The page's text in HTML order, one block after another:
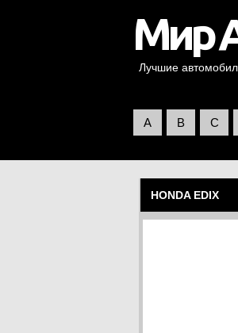
Лучшие
A B C
HONDA EDIX